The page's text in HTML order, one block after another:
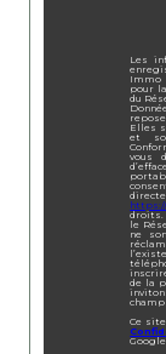
Les
Immo
pour
du
Elles
et
vous
droits.
le
ne
de la
Ce